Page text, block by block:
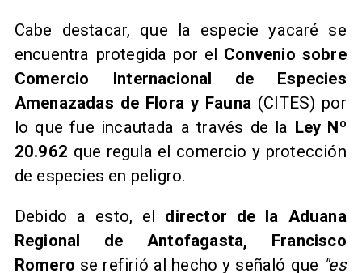
Cabe destacar, que la especie yacaré se
encuentra protegida por el Convenio sobre
Comercio Internacional de Especies
Amenazadas de Flora y Fauna (CITES) por
lo que fue incautada a través de la Ley Nº
20.962 que regula el comercio y protección
de especies en peligro.
Debido a esto, el director de la Aduana
Regional de Antofagasta, Francisco
Romero se refirió al hecho y señaló que "es